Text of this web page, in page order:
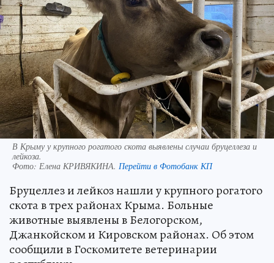
В Крыму у крупного рогатого скота выявлены случаи бруцеллеза и
лейкоза.
Фото: Елена КРИВЯКИНА. Перейти в Фотобанк КП
Бруцеллез и лейкоз нашли у крупного рогатого
скота в трех районах Крыма. Больные
животные выявлены в Белогорском,
Джанкойском и Кировском районах. Об этом
сообщили в Госкомитете ветеринарии